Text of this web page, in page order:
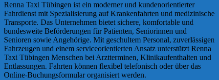
Renna Taxi Tübingen ist ein moderner und kundenorientierter
Fahrdienst mit Spezialisierung auf Krankenfahrten und medizinische
Transporte. Das Unternehmen bietet sichere, komfortable und
bundesweite Beförderungen für Patienten, Seniorinnen und
Senioren sowie Angehörige. Mit geschultem Personal, zuverlässigen
Fahrzeugen und einem serviceorientierten Ansatz unterstützt Renna
Taxi Tübingen Menschen bei Arztterminen, Klinikaufenthalten und
Entlassungen. Fahrten können flexibel telefonisch oder über das
Online-Buchungsformular organisiert werden.